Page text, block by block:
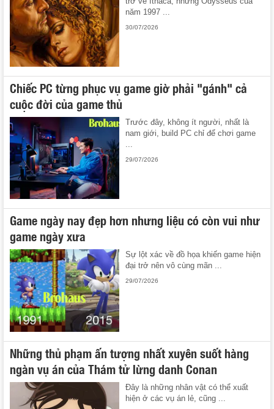
năm 1997 ...
30/07/2026
Chiếc PC từng phục vụ game giờ phải "gánh" cả
cuộc đời của game thủ
Trước đây, không ít người, nhất là
nam giới, build PC chỉ để chơi game
...
29/07/2026
Game ngày nay đẹp hơn nhưng liệu có còn vui như
game ngày xưa
Sự lột xác về đồ họa khiến game hiện
đại trở nên vô cùng mãn ...
29/07/2026
Những thủ phạm ấn tượng nhất xuyên suốt hàng
ngàn vụ án của Thám tử lừng danh Conan
Đây là những nhân vật có thể xuất
hiện ở các vụ án lẻ, cũng ...